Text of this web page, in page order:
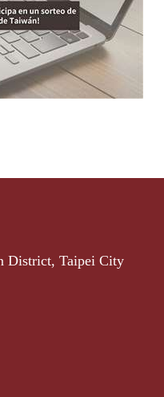
District, Taipei City